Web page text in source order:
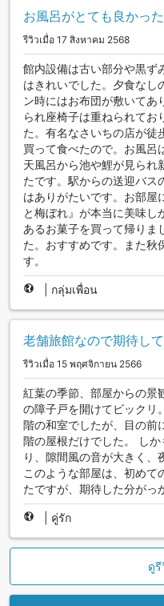
お風呂がとても良かった
รีวิวเมื่อ 17 สิงหาคม 2568
館内設備は古い部分や黒ず
はきれいでした。夕食なし
ン時にはお布団が敷いてあ
られ座椅子は重ねられてお
た。有名なさいちの店が徒
買って食べたので。お風呂
天風呂から池や鯉が見られ
たです。駅からの送迎バス
はありがたいです。お部屋
と梅ぼれ』が本当に美味し
あるお菓子を買って帰りま
た。おすすめです。また秋
す。
กลุ่มเพื่อน
老舗旅館なので期待し
รีวิวเมื่อ 15 พฤศจิกายน 2566
紅葉の季節、部屋からの景
の障子戸を開けてビックリ
階の和室でしたが、目の前
階の屋根だけでした。 し
り、隙間風の音が大きく、
このような部屋は、初めて
たですが、期待した分がっ
คู่รัก
ดูรี